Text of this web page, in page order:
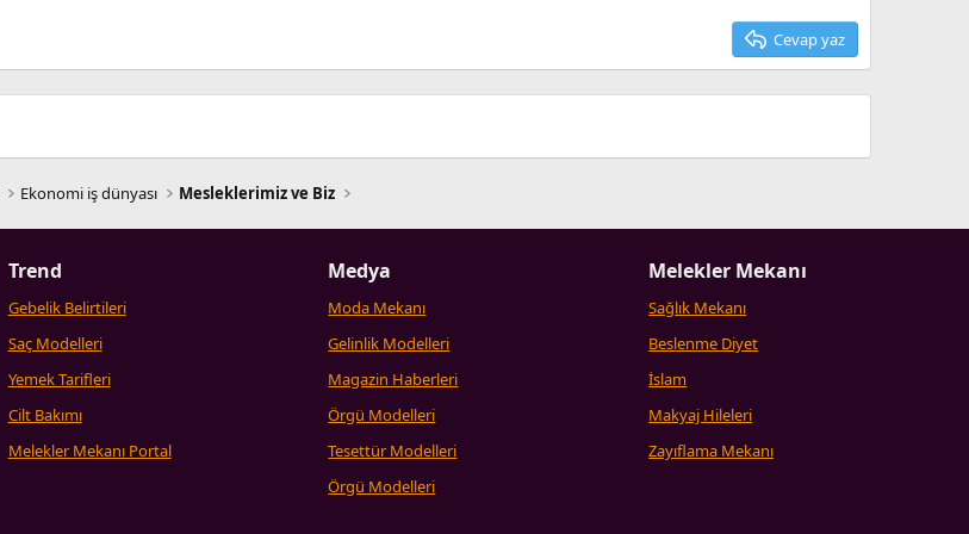
Cevap yaz
Ekonomi iş dünyası Mesleklerimiz ve Biz
Trend
Gebelik Belirtileri
Saç Modelleri
Yemek Tarifleri
Cilt Bakımı
Melekler Mekanı Portal
Medya
Moda Mekanı
Gelinlik Modelleri
Magazin Haberleri
Örgü Modelleri
Tesettür Modelleri
Örgü Modelleri
Melekler Mekanı
Sağlık Mekanı
Beslenme Diyet
İslam
Makyaj Hileleri
Zayıflama Mekanı